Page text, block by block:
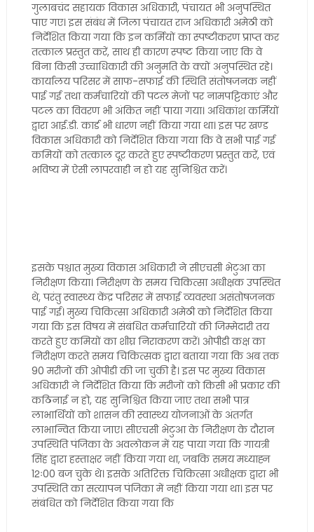
गुलाबचंद सहायक विकास अधिकारी, पंचायत भी अनुपस्थित
पाए गए। इस संबंध में जिला पंचायत राज अधिकारी अमेठी को
निर्देशित किया गया कि इन कर्मियों का स्पष्टीकरण प्राप्त कर
तत्काल प्रस्तुत करें, साथ ही कारण स्पष्ट किया जाए कि वे
बिना किसी उच्चाधिकारी की अनुमति के क्यों अनुपस्थित रहे।
कार्यालय परिसर में साफ-सफाई की स्थिति संतोषजनक नहीं
पाई गई तथा कर्मचारियों की पटल मेजों पर नामपट्टिकाएं और
पटल का विवरण भी अंकित नहीं पाया गया। अधिकांश कर्मियों
द्वारा आई.डी. कार्ड भी धारण नहीं किया गया था। इस पर खण्ड
विकास अधिकारी को निर्देशित किया गया कि वे सभी पाई गई
कमियों को तत्काल दूर करते हुए स्पष्टीकरण प्रस्तुत करें, एवं
भविष्य में ऐसी लापरवाही न हो यह सुनिश्चित करें।
इसके पश्चात मुख्य विकास अधिकारी ने सीएचसी भेटुआ का
निरीक्षण किया। निरीक्षण के समय चिकित्सा अधीक्षक उपस्थित
थे, परंतु स्वास्थ्य केंद्र परिसर में सफाई व्यवस्था असंतोषजनक
पाई गई। मुख्य चिकित्सा अधिकारी अमेठी को निर्देशित किया
गया कि इस विषय में संबंधित कर्मचारियों की जिम्मेदारी तय
करते हुए कमियों का शीघ्र निराकरण करें। ओपीडी कक्ष का
निरीक्षण करते समय चिकित्सक द्वारा बताया गया कि अब तक
90 मरीजों की ओपीडी की जा चुकी है। इस पर मुख्य विकास
अधिकारी ने निर्देशित किया कि मरीजों को किसी भी प्रकार की
कठिनाई न हो, यह सुनिश्चित किया जाए तथा सभी पात्र
लाभार्थियों को शासन की स्वास्थ्य योजनाओं के अंतर्गत
लाभान्वित किया जाए। सीएचसी भेटुआ के निरीक्षण के दौरान
उपस्थिति पंजिका के अवलोकन में यह पाया गया कि गायत्री
सिंह द्वारा हस्ताक्षर नहीं किया गया था, जबकि समय मध्याह्न
12ः00 बज चुके थे। इसके अतिरिक्त चिकित्सा अधीक्षक द्वारा भी
उपस्थिति का सत्यापन पंजिका में नहीं किया गया था। इस पर
संबंधित को निर्देशित किया गया कि